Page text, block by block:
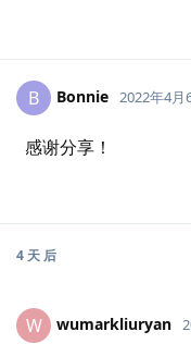
B Bonnie 2022年4月
感谢分享！
4 天后
W wumarkliuryan